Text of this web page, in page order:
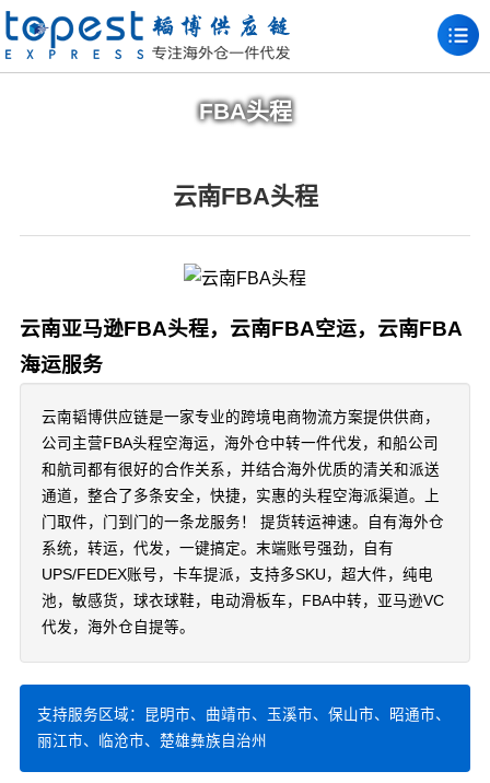
FBA头程
云南FBA头程
云南亚马逊FBA头程，云南FBA空运，云南FBA
海运服务
云南韬博供应链是一家专业的跨境电商物流方案提供供商，
公司主营FBA头程空海运，海外仓中转一件代发，和船公司
和航司都有很好的合作关系，并结合海外优质的清关和派送
通道，整合了多条安全，快捷，实惠的头程空海派渠道。上
门取件，门到门的一条龙服务！ 提货转运神速。自有海外仓
系统，转运，代发，一键搞定。末端账号强劲，自有
UPS/FEDEX账号，卡车提派，支持多SKU，超大件，纯电
池，敏感货，球衣球鞋，电动滑板车，FBA中转，亚马逊VC
代发，海外仓自提等。
支持服务区域：昆明市、曲靖市、玉溪市、保山市、昭通市、
丽江市、临沧市、楚雄彝族自治州